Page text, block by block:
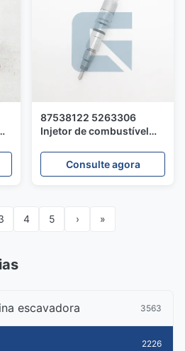
87538122 5263306
Injetor de combustível
Consulte agora
4 5 › »
escavadora 3563
2226